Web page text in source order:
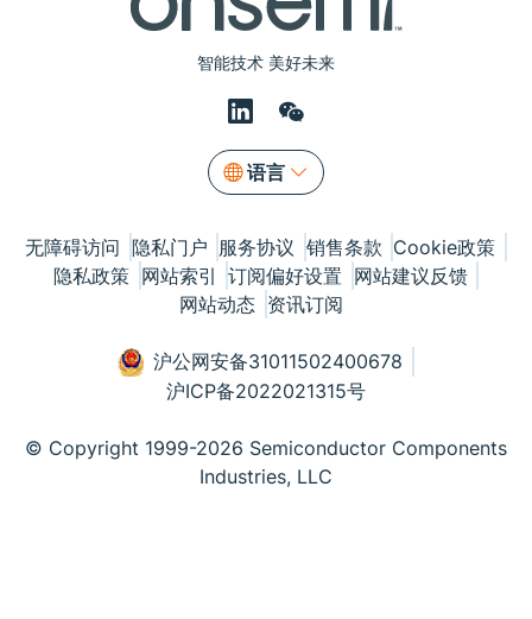
智能技术 美好未来
语言
无障碍访问 隐私门户 服务协议 销售条款 Cookie政策
隐私政策 网站索引 订阅偏好设置 网站建议反馈
网站动态 资讯订阅
沪公网安备31011502400678
沪ICP备2022021315号
© Copyright 1999-2026 Semiconductor Components
Industries, LLC